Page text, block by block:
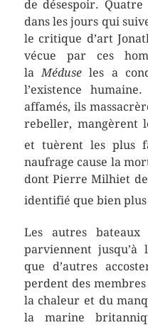
de désespoir.
dans les jours qui
le critique d’art
vécue par ces
laMéduseles a
l’existence
affamés, ils
rebeller, mangèrent
et tuèrent les plus
naufrage cause la
dont Pierre Milhiet
identifié que bien
Les autres
parviennent jusqu’à
que d’autres
perdent des
la chaleur et du
la marine